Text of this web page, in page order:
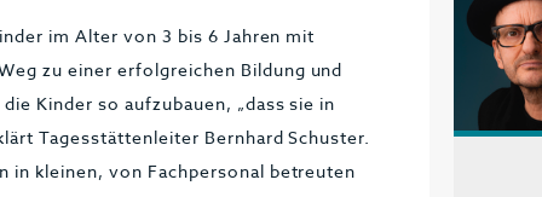
im Alter von 3 bis 6 Jahren mit
zu einer erfolgreichen Bildung und
Kinder so aufzubauen, „dass sie in
Tagesstättenleiter Bernhard Schuster.
in kleinen, von Fachpersonal betreuten